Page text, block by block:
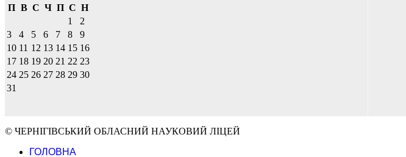
П В С Ч П С Н
1
2
3
4 5 6 7 8
9
10 11 12 13 14 15 16
17 18 19 20 21 22 23
24 25 26 27 28 29 30
31
© ЧЕРНІГІВСЬКИЙ ОБЛАСНИЙ НАУКОВИЙ ЛІЦЕЙ
ГОЛОВНА